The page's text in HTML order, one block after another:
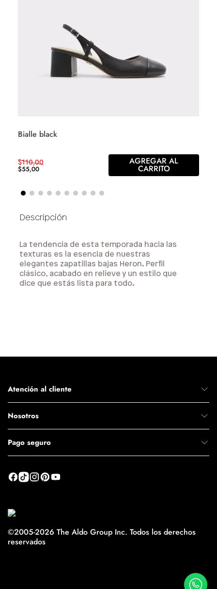
Bialle black
$110,00
$55,00
AGREGAR AL
CARRITO
La tendencia de esta temporada hacia las
texturas es la esencia de nuestras
elegantes zapatillas bajas Heron. Perfil
clásico, acabado en relieve y un estilo que
dice que estás lista para todo.
Atención al cliente
Nosotros
Pago seguro
©2005-2026 The Aldo Group Inc. Todos los derechos
reservados